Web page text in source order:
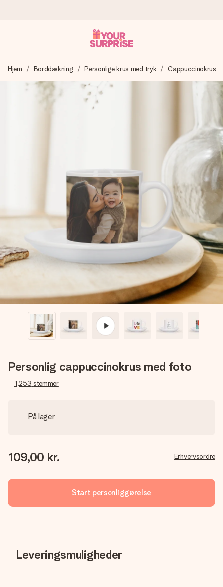
Vi laver din gave med omhu og sender den lynhurtigt – så
du kan give den på det helt rette tidspunkt, når den
betyder allermest.
Vores gaver inspirerer. Kunderne giver os 4,7 på Google
Gratis kort med hilsen
Lav noget særligt i blot få trin – med hendes navn, et
billede af dig eller en besked, der går lige i hendes hjerte.
Intet besvær men udelukkende en masse kærlighed i
Hjem Borddækning Personlige krus med tryk Cappuccinokrus
Personlig cappuccinokrus med foto
1,253 stemmer
På lager
109,00 kr. Erhvervsordre
Start personliggørelse
Leveringsmuligheder